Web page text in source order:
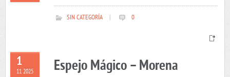
SIN CATEGORÍA 0
1
11 2025 Espejo Mágico – Morena